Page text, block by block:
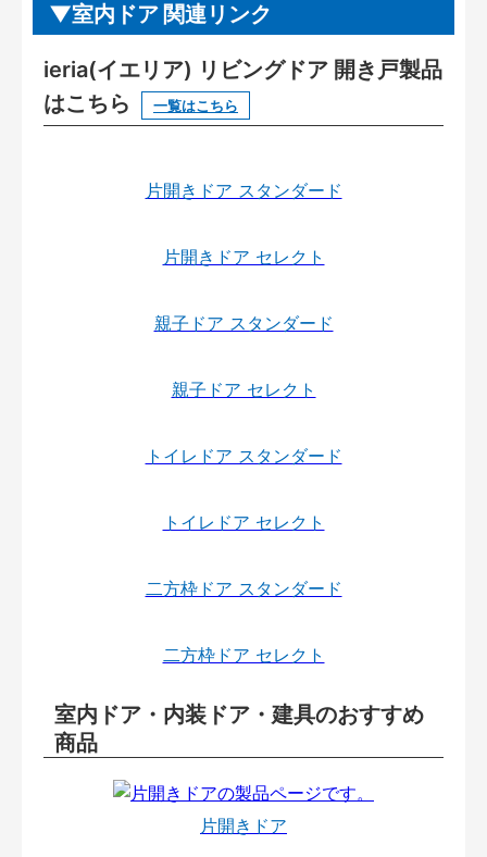
室内ドア 関連リンク
ieria(イエリア) リビングドア 開き戸製品
はこちら
一覧はこちら
片開きドア スタンダード
片開きドア セレクト
親子ドア スタンダード
親子ドア セレクト
トイレドア スタンダード
トイレドア セレクト
二方枠ドア スタンダード
二方枠ドア セレクト
室内ドア・内装ドア・建具のおすすめ
商品
片開きドア